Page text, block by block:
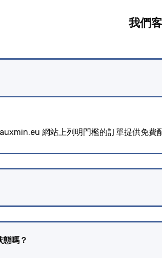
我們
網站上列明門檻的訂單提供免費
嗎？